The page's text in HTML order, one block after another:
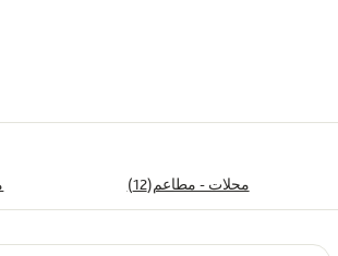
محلات - مطاعم(12)